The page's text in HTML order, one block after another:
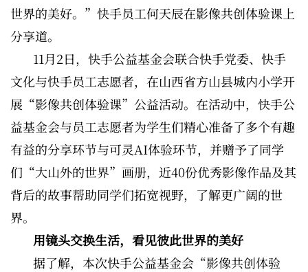
世界的美好。”快手员工何天辰在影像共创体验课上
分享道。
11月2日，快手公益基金会联合快手党委、快手
文化与快手员工志愿者，在山西省方山县城内小学开
展“影像共创体验课”公益活动。在活动中，快手公
益基金会与员工志愿者为学生们精心准备了多个有趣
有益的分享环节与可灵AI体验环节，并赠予了同学
们“大山外的世界”画册，近40份优秀影像作品及其
背后的故事帮助同学们拓宽视野，了解更广阔的世
界。
用镜头交换生活，看见彼此世界的美好
据了解，本次快手公益基金会“影像共创体验